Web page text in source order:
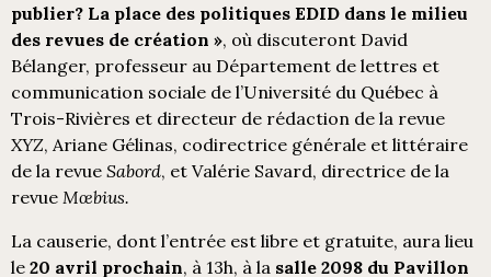
publier? La place des politiques EDID dans le milieu
des revues de création », où discuteront David
Bélanger, professeur au Département de lettres et
communication sociale de l’Université du Québec à
Trois-Rivières et directeur de rédaction de la revue
XYZ, Ariane Gélinas, codirectrice générale et littéraire
de la revue Sabord, et Valérie Savard, directrice de la
revue Mœbius.
La causerie, dont l’entrée est libre et gratuite, aura lieu
le 20 avril prochain, à 13h, à la salle 2098 du Pavillon